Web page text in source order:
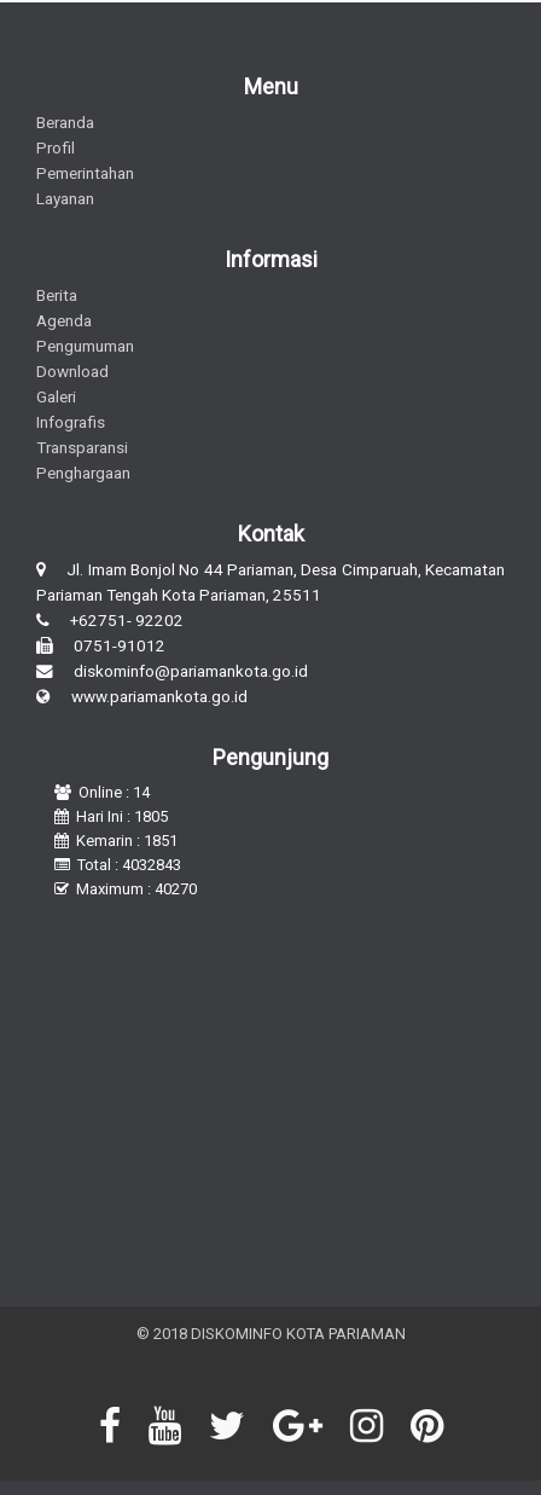
Menu
Beranda
Profil
Pemerintahan
Layanan
Informasi
Berita
Agenda
Pengumuman
Download
Galeri
Infografis
Transparansi
Penghargaan
Kontak
Jl. Imam Bonjol No 44 Pariaman, Desa Cimparuah, Kecamatan
Pariaman Tengah Kota Pariaman, 25511
+62751- 92202
0751-91012
diskominfo@pariamankota.go.id
www.pariamankota.go.id
Pengunjung
Online : 14
Hari Ini : 1805
Kemarin : 1851
Total : 4032843
Maximum : 40270
© 2018 DISKOMINFO KOTA PARIAMAN